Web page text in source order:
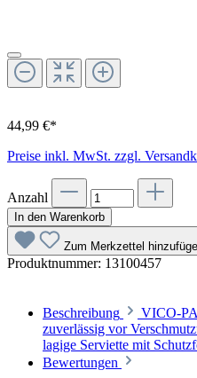
44,99 €*
Preise inkl. MwSt. zzgl.
Anzahl
In den Warenkorb
Zum Merkzettel
Produktnummer: 13100457
Beschreibung
VICO-
zuverlässig vor
lagige Serviette mit
Bewertungen